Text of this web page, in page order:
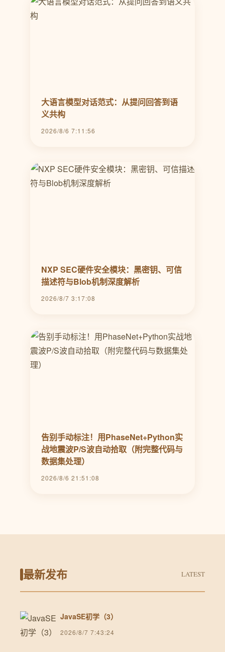
大语言模型对话范式：从提问回答到语
义共构
2026/8/6 7:11:56
NXP SEC硬件安全模块：黑密钥、可信
描述符与Blob机制深度解析
2026/8/7 3:17:08
告别手动标注！用PhaseNet+Python实
战地震波P/S波自动拾取（附完整代码与
数据集处理）
2026/8/6 21:51:08
最新发布 LATEST
JavaSE初学（3）
2026/8/7 7:43:24